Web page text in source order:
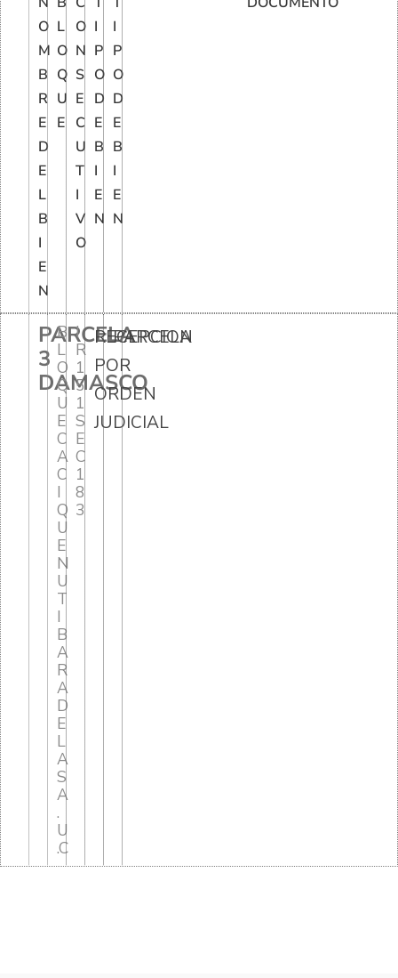
O
M
B
R
E
D
E
L
B
I
E
N
L
O
Q
U
E
O
N
S
E
C
U
T
I
V
O
I
P
O
D
E
B
I
E
N
I
P
O
D
E
B
I
E
N
PARCELA
3
DAMASCO
B
L
O
Q
U
E
C
A
C
I
Q
U
E
N
U
T
I
B
A
R
A
D
E
L
A
S
A
.
U
.C
I
R
1
5
1
S
E
C
1
8
3
RECEPCION
POR
ORDEN
JUDICIAL
PARCELA